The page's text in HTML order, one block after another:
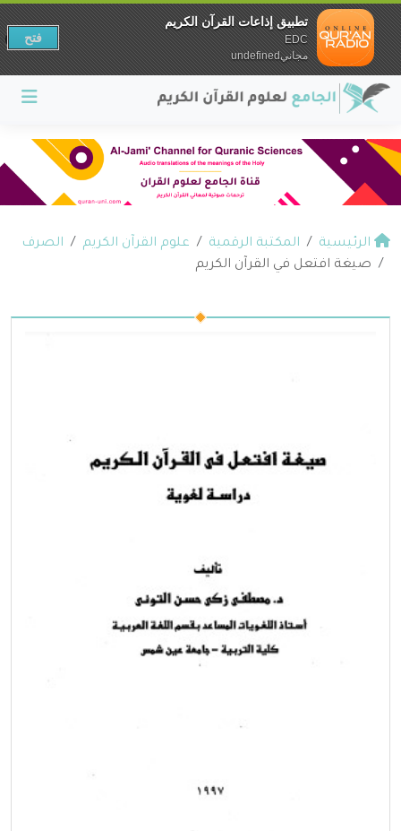
الرئيسية المكتبة الرقمية علوم القرآن الكريم
الصرف
صيغة افتعل في القرآن الكريم
تطبيق إذاعات القرآن الكريم
EDC
مجانيundefined
فتح